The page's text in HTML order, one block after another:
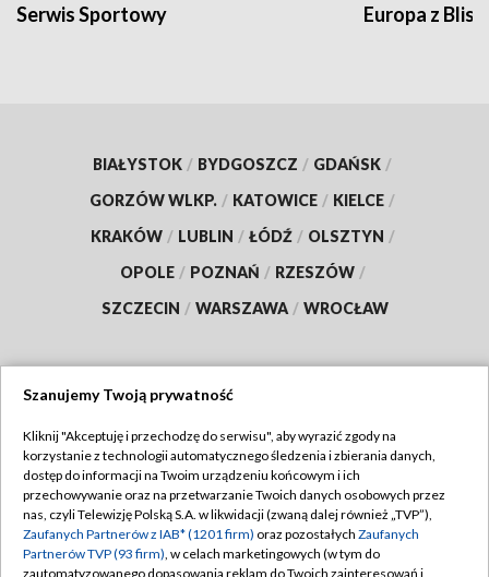
Serwis Sportowy Europa z
BIAŁYSTOK / BYDGOSZCZ / GDAŃSK /
GORZÓW WLKP. / KATOWICE / KIELCE /
KRAKÓW / LUBLIN / ŁÓDŹ / OLSZTYN /
OPOLE / POZNAŃ / RZESZÓW /
SZCZECIN / WARSZAWA / WROCŁAW
TVP
Abonament TVP
Emisja w TVP
Centrum informacji TVP
Regulamin TVP
Polityka prywatności
Moje zgody
Szanujemy Twoją prywatność
Kliknij "Akceptuję i przechodzę do serwisu", aby wyrazić zgody na
korzystanie z technologii automatycznego śledzenia i zbierania danych,
dostęp do informacji na Twoim urządzeniu końcowym i ich
przechowywanie oraz na przetwarzanie Twoich danych osobowych przez
nas, czyli Telewizję Polską S.A. w likwidacji (zwaną dalej również „TVP”),
Zaufanych Partnerów z IAB* (1201 firm) oraz pozostałych Zaufanych
Partnerów TVP (93 firm), w celach marketingowych (w tym do
zautomatyzowanego dopasowania reklam do Twoich zainteresowań i